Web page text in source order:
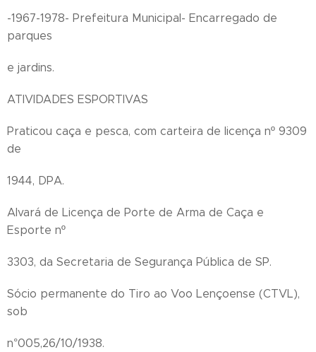
-1967-1978- Prefeitura Municipal- Encarregado de
parques
e jardins.
ATIVIDADES ESPORTIVAS
Praticou caça e pesca, com carteira de licença nº 9309
de
1944, DPA.
Alvará de Licença de Porte de Arma de Caça e
Esporte nº
3303, da Secretaria de Segurança Pública de SP.
Sócio permanente do Tiro ao Voo Lençoense (CTVL),
sob
n°005,26/10/1938.